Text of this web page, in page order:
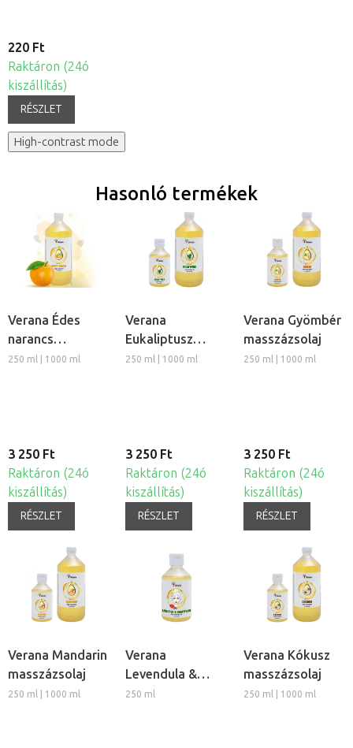
220 Ft
Raktáron (24ó
kiszállítás)
RÉSZLET
High-contrast mode
Hasonló termékek
Verana Édes
narancs
masszázsolaj
250 ml | 1000 ml
3 250 Ft
Raktáron (24ó
kiszállítás)
RÉSZLET
Verana
Eukaliptusz
masszázsolaj
250 ml | 1000 ml
3 250 Ft
Raktáron (24ó
kiszállítás)
RÉSZLET
Verana Gyömbér
masszázsolaj
250 ml | 1000 ml
3 250 Ft
Raktáron (24ó
kiszállítás)
RÉSZLET
Verana Mandarin
masszázsolaj
250 ml | 1000 ml
Verana
Levendula &
Grep
250 ml
Verana Kókusz
masszázsolaj
250 ml | 1000 ml